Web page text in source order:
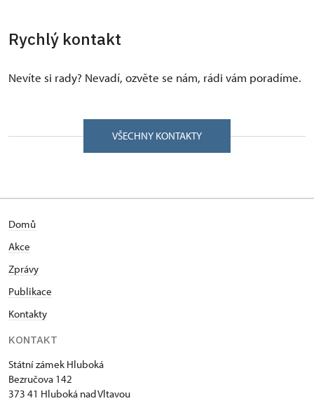
Rychlý kontakt
Nevíte si rady? Nevadí, ozvěte se nám, rádi vám poradíme.
VŠECHNY KONTAKTY
Domů
Akce
Zprávy
Publikace
Kontakty
KONTAKT
Státní zámek Hluboká
Bezručova 142
373 41 Hluboká nad Vltavou